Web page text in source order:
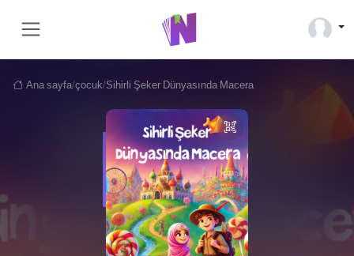
Ana sayfa/çocuk/Sihirli Şeker Dünyasında Macera